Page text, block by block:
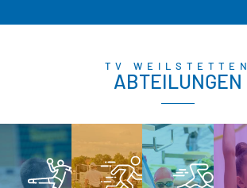
TV WEILSTETTEN
ABTEILUNGEN